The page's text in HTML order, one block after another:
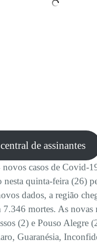
de assinantes
casos de Covid-
quinta-feira (26)
dados, a região
mortes. As novas
(2) e Pouso Alegre
Guaranésia,